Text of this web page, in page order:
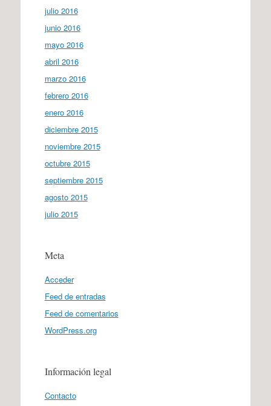
julio 2016
junio 2016
mayo 2016
abril 2016
marzo 2016
febrero 2016
enero 2016
diciembre 2015
noviembre 2015
octubre 2015
septiembre 2015
agosto 2015
julio 2015
Meta
Acceder
Feed de entradas
Feed de comentarios
WordPress.org
Información legal
Contacto